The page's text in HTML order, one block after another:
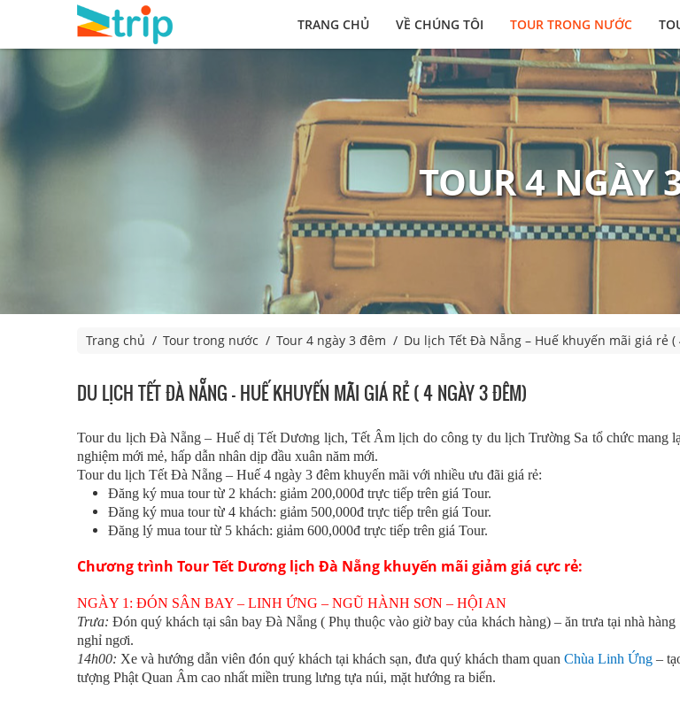
TRANG CHỦ VỀ CHÚNG TÔI TOUR TRONG NƯỚC
TOUR 4 NGÀY
Trang chủ Tour trong nước Tour 4 ngày 3 đêm Du lịch Tết Đà Nẵng – Huế khuyến mãi giá rẻ (
DU LỊCH TẾT ĐÀ NẴNG – HUẾ KHUYẾN MÃI GIÁ RẺ ( 4 NGÀY 3 ĐÊM)
Tour du lịch Đà Nẵng – Huế dị Tết Dương lịch, Tết Âm lịch do công ty du lịch Trường Sa tổ chức mang
nghiệm mới mẻ, hấp dẫn nhân dịp đầu xuân năm mới.
Tour du lịch Tết Đà Nẵng – Huế 4 ngày 3 đêm khuyến mãi với nhiều ưu đãi giá rẻ:
Đăng ký mua tour từ 2 khách: giảm 200,000đ trực tiếp trên giá Tour.
Đăng ký mua tour từ 4 khách: giảm 500,000đ trực tiếp trên giá Tour.
Đăng lý mua tour từ 5 khách: giảm 600,000đ trực tiếp trên giá Tour.
Chương trình Tour Tết Dương lịch Đà Nẵng khuyến mãi giảm giá cực rẻ:
NGÀY 1: ĐÓN SÂN BAY – LINH ỨNG – NGŨ HÀNH SƠN – HỘI AN
Trưa: Đón quý khách tại sân bay Đà Nẵng ( Phụ thuộc vào giờ bay của khách hàng) – ăn trưa tại nhà
nghỉ ngơi.
14h00: Xe và hướng dẫn viên đón quý khách tại khách sạn, đưa quý khách tham quan Chùa Linh Ứng –
tượng Phật Quan Âm cao nhất miền trung lưng tựa núi, mặt hướng ra biển.